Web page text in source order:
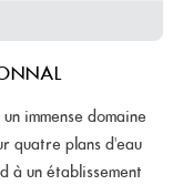
immense domaine
quatre plans d'eau
à un établissement